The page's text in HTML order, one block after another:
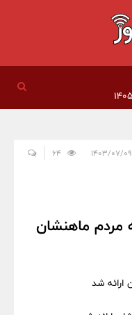
مردم ماهنشان